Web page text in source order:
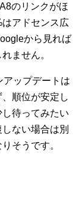
のリンクがほ
アドセンス広
から見れば
ません。
アップデートは
順位が安定し
待ってみたい
ない場合は別
そうです。